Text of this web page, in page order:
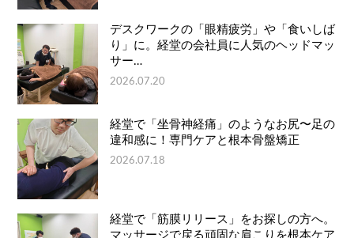
デスクワークの「眼精疲労」や「食いしば
り」に。経堂の会社員に人気のヘッドマッ
サー…
2026.07.20
経堂で「坐骨神経痛」のようなお尻〜足の
違和感に！専門ケアと根本骨盤矯正
2026.07.18
経堂で「筋膜リリース」をお探しの方へ。
マッサージで戻る頑固な肩こりを根本ケア